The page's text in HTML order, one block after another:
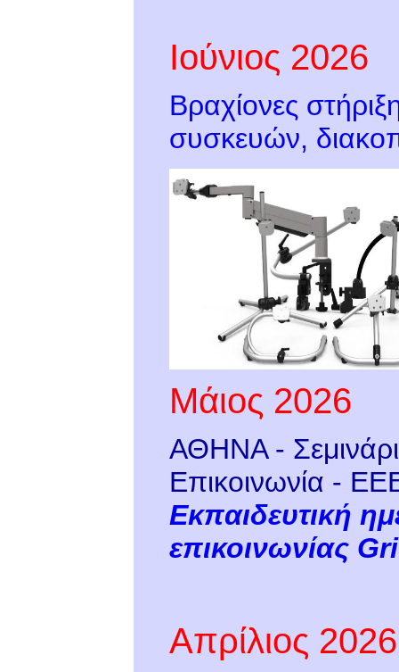
Ιούνιος 2026
Βραχίονες
συσκευών,
Μάιος 2026
ΑΘΗΝΑ -
Επικοινωνία -
Εκπαιδευτική
επικοινωνίας
Απρίλιος 2026